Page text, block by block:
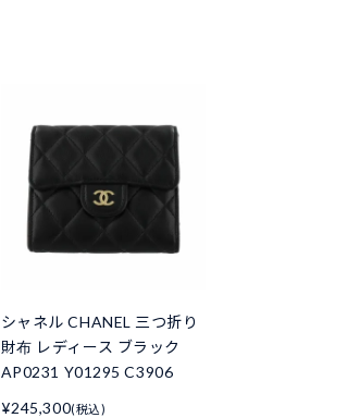
シャネル CHANEL 三つ折り
財布 レディース ブラック
AP0231 Y01295 C3906
¥245,300(税込)